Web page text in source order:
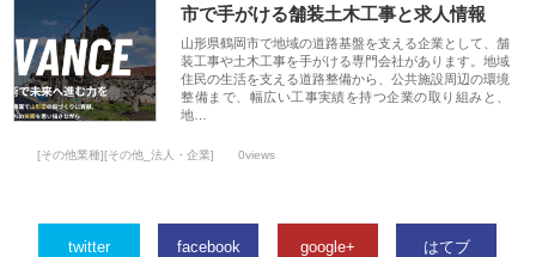
市で手がける舗装土木工事と求人情報
山形県鶴岡市で地域の道路基盤を支える企業として、舗
装工事や土木工事を手がける専門会社があります。地域
住民の生活を支える道路整備から、公共施設周辺の環境
整備まで、幅広い工事実績を持つ企業の取り組みと、
地…
[その他業種][その他_法人・企業] 0views
twitter facebook google+ はてブ